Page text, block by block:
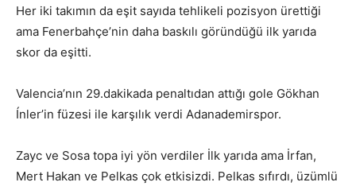
Her iki takımın da eşit sayıda tehlikeli pozisyon ürettiği
ama Fenerbahçe’nin daha baskılı göründüğü ilk yarıda
skor da eşitti.
Valencia’nın 29.dakikada penaltıdan attığı gole Gökhan
Ínler’in füzesi ile karşılık verdi Adanademirspor.
Zayc ve Sosa topa iyi yön verdiler İlk yarıda ama İrfan,
Mert Hakan ve Pelkas çok etkisizdi. Pelkas sıfırdı, üzümlü